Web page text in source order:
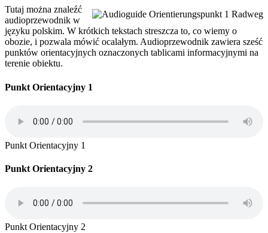
Tutaj można znaleźć
audioprzewodnik w
języku polskim. W krótkich tekstach streszcza to, co wiemy o
obozie, i pozwala mówić ocalałym. Audioprzewodnik zawiera sześć
punktów orientacyjnych oznaczonych tablicami informacyjnymi na
terenie obiektu.
Punkt Orientacyjny 1
Punkt Orientacyjny 1
Punkt Orientacyjny 2
Punkt Orientacyjny 2